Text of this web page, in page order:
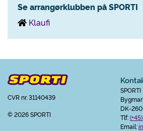
Se arrangørklubben på SPORTI
Klaufi
CVR nr. 31140439
© 2026 SPORTI
DK-
Tlf:
Email: